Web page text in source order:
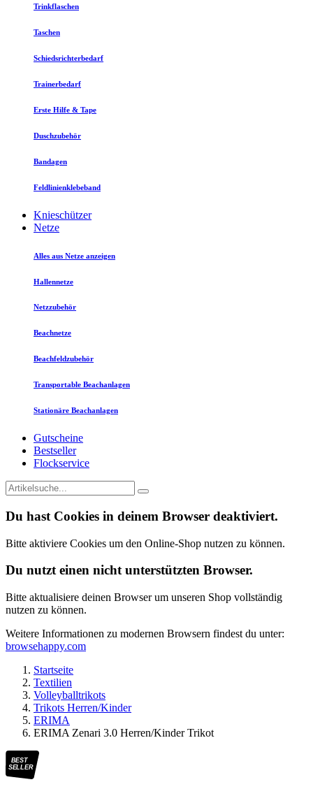
Trinkflaschen
Taschen
Schiedsrichterbedarf
Trainerbedarf
Erste Hilfe & Tape
Duschzubehör
Bandagen
Feldlinienklebeband
Knieschützer
Netze
Alles aus Netze anzeigen
Hallennetze
Netzzubehör
Beachnetze
Beachfeldzubehör
Transportable Beachanlagen
Stationäre Beachanlagen
Gutscheine
Bestseller
Flockservice
Du hast Cookies in deinem Browser deaktiviert.
Bitte aktiviere Cookies um den Online-Shop nutzen zu können.
Du nutzt einen nicht unterstützten Browser.
Bitte aktualisiere deinen Browser um unseren Shop vollständig
nutzen zu können.
Weitere Informationen zu modernen Browsern findest du unter:
browsehappy.com
Startseite
Textilien
Volleyballtrikots
Trikots Herren/Kinder
ERIMA
ERIMA Zenari 3.0 Herren/Kinder Trikot
BEST
SELLER